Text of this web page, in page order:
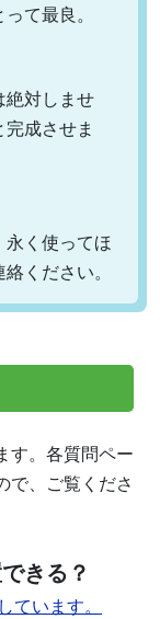
て最良。
絶対しませ
成させま
く使ってほ
ください。
す。各質問ペー
で、ご覧くださ
きる？
います。